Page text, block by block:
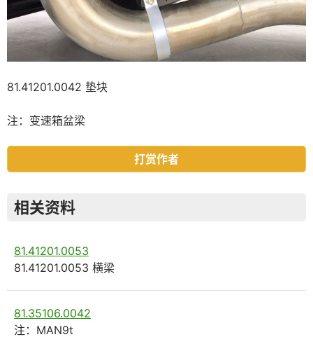
81.41201.0042 垫块
注：变速箱盆梁
打赏作者
相关资料
81.41201.0053
81.41201.0053 横梁
81.35106.0042
注：MAN9t